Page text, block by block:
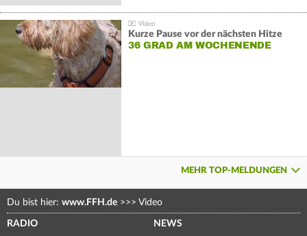
Kurze Pause vor der nächsten Hitze
36 GRAD AM WOCHENENDE
MEHR TOP-MELDUNGEN
Du bist hier: www.FFH.de >>> Video
RADIO NEWS